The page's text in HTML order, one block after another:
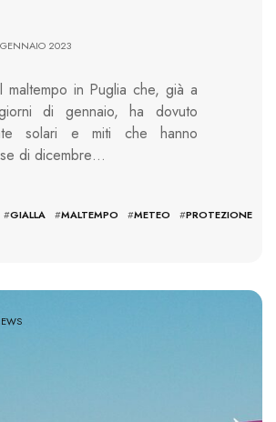
2023
maltempo in Puglia che, già a
di gennaio, ha dovuto
solari e miti che hanno
di dicembre…
#GIALLA #MALTEMPO #METEO #PROTEZIONE